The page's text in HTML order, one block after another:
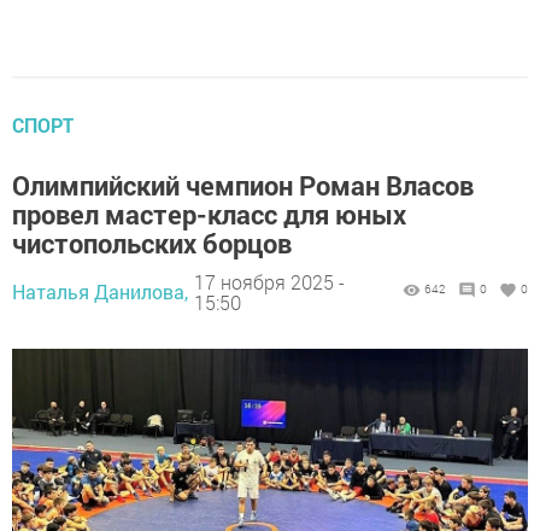
СПОРТ
Олимпийский чемпион Роман Власов
провел мастер-класс для юных
чистопольских борцов
Наталья Данилова, 17 ноября 2025 -
15:50
642 0 0